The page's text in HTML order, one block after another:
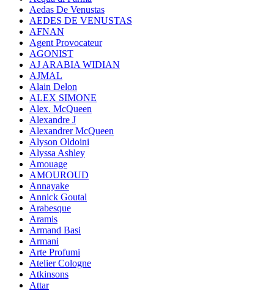
Aedas De Venustas
AEDES DE VENUSTAS
AFNAN
Agent Provocateur
AGONIST
AJ ARABIA WIDIAN
AJMAL
Alain Delon
ALEX SIMONE
Alex. McQueen
Alexandre J
Alexandrer McQueen
Alyson Oldoini
Alyssa Ashley
Amouage
AMOUROUD
Annayake
Annick Goutal
Arabesque
Aramis
Armand Basi
Armani
Arte Profumi
Atelier Cologne
Atkinsons
Attar